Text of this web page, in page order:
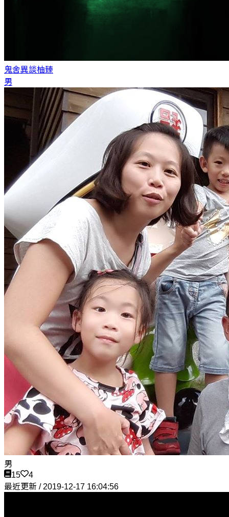
鬼舍異談柚臻
男
男
15
4
最近更新 / 2019-12-17 16:04:56